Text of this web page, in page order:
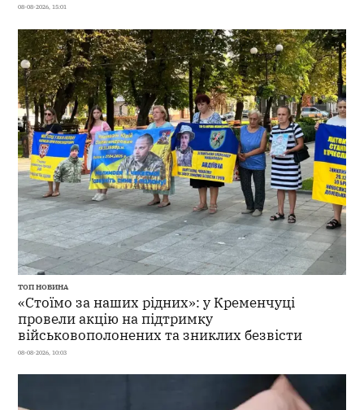
08-08-2026, 15:01
ТОП НОВИНА
«Стоїмо за наших рідних»: у Кременчуці
провели акцію на підтримку
військовополонених та зниклих безвісти
08-08-2026, 10:03